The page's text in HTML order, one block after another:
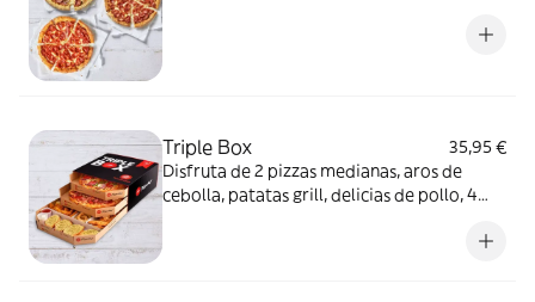
Triple Box
35,95 €
Disfruta de 2 pizzas medianas, aros de
cebolla, patatas grill, delicias de pollo, 4